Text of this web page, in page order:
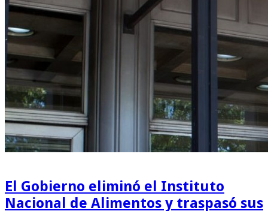
El Gobierno eliminó el Instituto
Nacional de Alimentos y traspasó sus